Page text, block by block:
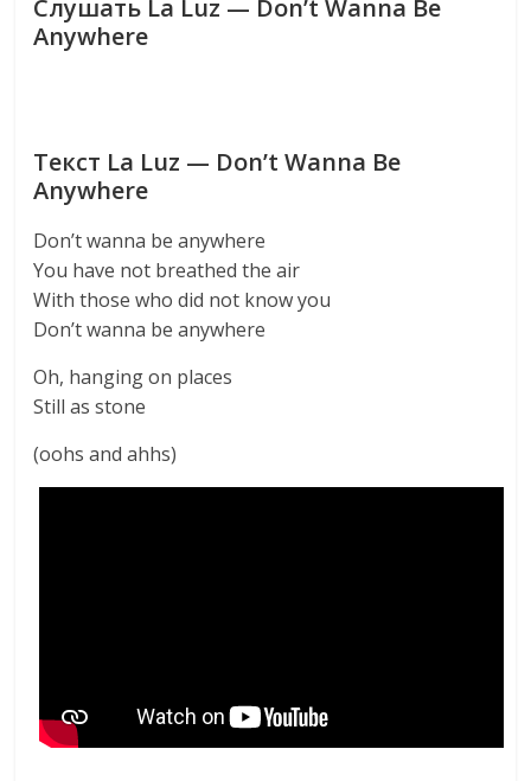
Слушать La Luz — Don’t Wanna Be
Anywhere
Текст La Luz — Don’t Wanna Be
Anywhere
Don’t wanna be anywhere
You have not breathed the air
With those who did not know you
Don’t wanna be anywhere
Oh, hanging on places
Still as stone
(oohs and ahhs)